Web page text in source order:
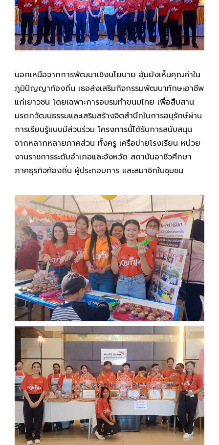
นอกเหนือจากการพัฒนาเชิงนโยบาย อุ้มยังเห็นคุณค่าใน
ภูมิปัญญาท้องถิ่น เธอส่งเสริมกิจกรรมพัฒนาทักษะอาชีพ
แก่เยาวชน โดยเฉพาะการอบรมทำขนมไทย เพื่อสืบสาน
มรดกวัฒนธรรมและเสริมสร้างจิตสำนึกในการอนุรักษ์ผ่าน
การเรียนรู้แบบมีส่วนร่วม โครงการนี้ได้รับการสนับสนุน
จากหลากหลายภาคส่วน ทั้งครู เครือข่ายโรงเรียน หน่วย
งานราชการระดับอำเภอและจังหวัด สถาบันอาชีวศึกษา
ภาคธุรกิจท้องถิ่น ผู้ประกอบการ และสมาชิกในชุมชน